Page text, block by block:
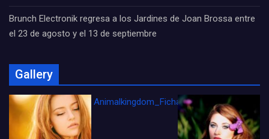
Brunch Electronik regresa a los Jardines de Joan Brossa entre
el 23 de agosto y el 13 de septiembre
Gallery
Animalkingdom_FichaCine